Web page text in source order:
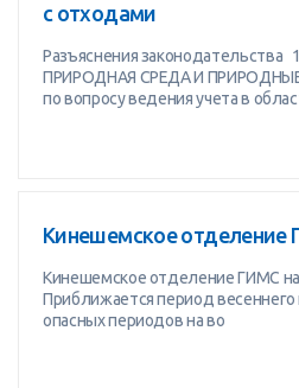
с отходами
Разъяснения
ПРИРОДНАЯ СРЕДА И ПРИРОДНЫЕ
по вопросу ведения учета в
Кинешемское отделение
Кинешемское отделение ГИМС
Приближается период
опасных периодов на во